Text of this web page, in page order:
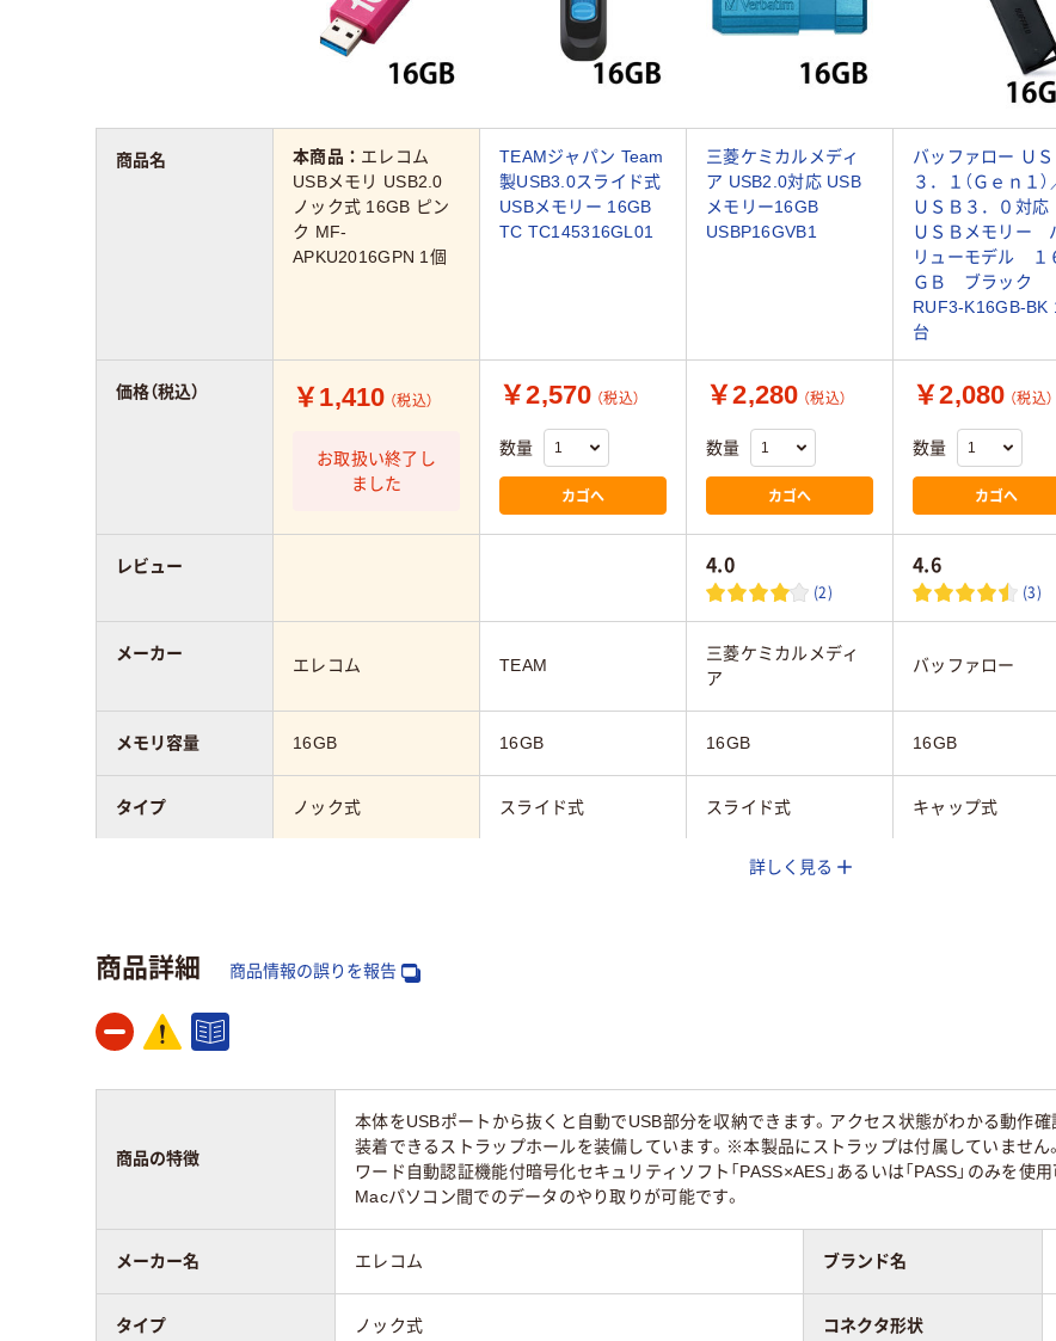
本商品： エレコム
USBメモリ USB2.0
ノック式 16GB ピン
ク MF-
APKU2016GPN 1個
TEAMジャパン Team
製USB3.0スライド式
USBメモリー 16GB
TC TC145316GL01
三菱ケミカルメディ
ア USB2.0対応 USB
メモリー16GB
USBP16GVB1
バッファロー ＵＳ
３．１（Ｇｅｎ１）
ＵＳＢ３．０対応
ＵＳＢメモリー
リューモデル １
ＧＢ ブラック
RUF3-K16GB-BK
台
￥1,410 （税込）
お取扱い終了し
ました
￥2,570 （税込）
数量
カゴへ
￥2,280 （税込）
数量
カゴへ
￥2,080 （税込）
数量
カゴへ
4.0
(2)
4.6
(3)
エレコム TEAM
三菱ケミカルメディ
ア
バッファロー
16GB 16GB 16GB 16GB
ノック式 スライド式 スライド式 キャップ式
ブルー系
商品名
価格（税込）
レビュー
メーカー
メモリ容量
タイプ
詳しく見る
商品詳細 商品情報の誤りを報告
商品の特徴
本体をUSBポートから抜くと自動でUSB部分を収納できます。アクセス状態がわかる動作
装着できるストラップホールを装備しています。※本製品にストラップは付属していません
ワード自動認証機能付暗号化セキュリティソフト「PASS×AES」あるいは「PASS」のみを使
Macパソコン間でのデータのやり取りが可能です。
メーカー名 エレコム ブランド名
タイプ ノック式 コネクタ形状